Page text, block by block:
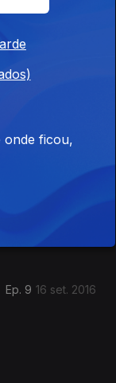
19 set. 2016
Ep. 9 16 set. 2016
onde ficou,